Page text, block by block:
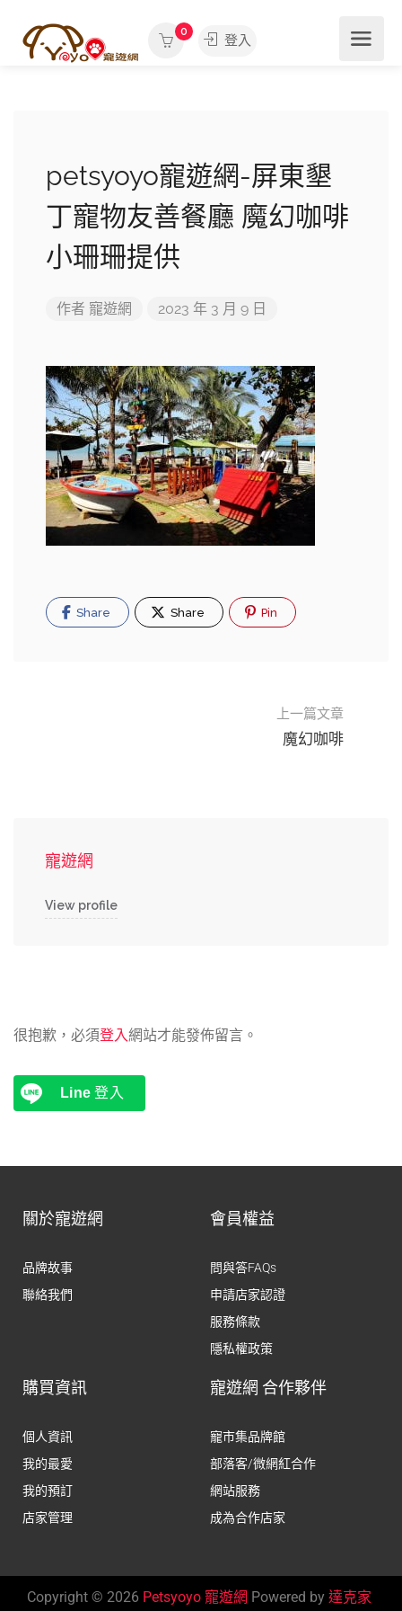
0
登入
petsyoyo寵遊網-屏東墾
丁寵物友善餐廳 魔幻咖啡
小珊珊提供
作者 寵遊網 2023 年 3 月 9 日
Share Share Pin
上一篇文章
魔幻咖啡
寵遊網
View profile
很抱歉，必須登入網站才能發佈留言。
Line 登入
關於寵遊網
品牌故事
聯絡我們
會員權益
問與答FAQs
申請店家認證
服務條款
隱私權政策
購買資訊
個人資訊
我的最愛
我的預訂
店家管理
寵遊網 合作夥伴
寵市集品牌館
部落客/微網紅合作
網站服務
成為合作店家
Copyright © 2026 Petsyoyo 寵遊網 Powered by 達克家